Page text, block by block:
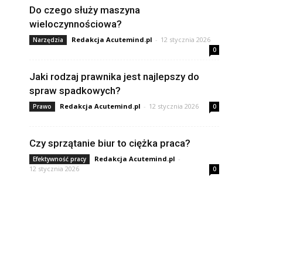
Do czego służy maszyna
wieloczynnościowa?
Narzędzia Redakcja Acutemind.pl - 12 stycznia 2026
0
Jaki rodzaj prawnika jest najlepszy do
spraw spadkowych?
Prawo Redakcja Acutemind.pl - 12 stycznia 2026 0
Czy sprzątanie biur to ciężka praca?
Efektywność pracy Redakcja Acutemind.pl -
12 stycznia 2026
0